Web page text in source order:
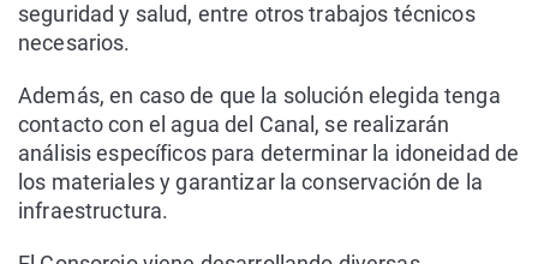
seguridad y salud, entre otros trabajos técnicos
necesarios.
Además, en caso de que la solución elegida tenga
contacto con el agua del Canal, se realizarán
análisis específicos para determinar la idoneidad de
los materiales y garantizar la conservación de la
infraestructura.